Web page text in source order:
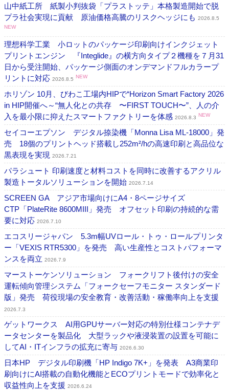
山中紙工所 紙製小判抜袋「プラストッテ」本格製造開始で脱
プラ社会実現に貢献 原油価格高騰のリスクヘッジにも 2026.8.5
NEW
理想科学工業 小ロットのパッケージ印刷向けインクジェット
プリントエンジン 『Integlide』の横方向タイプ２機種を７月31
日から受注開始、パッケージ側面のオンデマンドフルカラープ
リントに対応 2026.8.5 NEW
ホリゾン 10月、びわこ工場内HIPで“Horizon Smart Factory 2026
in HIP開催へ～“無人化との共存 〜FIRST TOUCH〜”、人の介
入を最小限に抑えたスマートファクトリーを体感 2026.8.3 NEW
セイコーエプソン デジタル捺染機「Monna Lisa ML-18000」発
売 18個のプリントヘッド搭載し252m²/hの高速印刷と高品位な
黒表現を実現 2026.7.21
パラシュート 印刷速度と材料コストを同時に改善するアクリル
製造トータルソリューションを開始 2026.7.14
SCREEN GA アジア市場向けにA4・8ページサイズ
CTP「PlateRite 8600MIII」発売 オフセット印刷の持続的な需
要に対応 2026.7.10
エコスリージャパン 5.3m幅UVロール・トゥ・ロールプリンタ
ー「VEXIS RTR5300」を発売 高い生産性とコストパフォーマ
ンスを両立 2026.7.9
マーストーケンソリューション フォークリフト後付けの安全
運転傾向管理システム「フォークセーフモニター スタンダード
版」発売 荷役現場の安全教育・改善活動・稼働率向上を支援
2026.7.3
ゲットワークス AI用GPUサーバー対応の特別仕様コンテナデ
ータセンターを製品化 大型ラックや液浸装置の設置を可能に
してAI・ITインフラの拡充に寄与 2026.6.30
日本HP デジタル印刷機「HP Indigo 7K+」を発表 A3商業印
刷向けにAI搭載の自動化機能とECOプリントモードで効率化と
収益性向上を支援 2026.6.24